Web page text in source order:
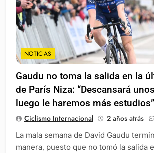
NOTICIAS
Gaudu no toma la salida en la
de París Niza: “Descansará
luego le haremos más estudios”
Ciclismo Internacional 2 años atrás
La mala semana de David Gaudu
manera, puesto que no tomó la salida